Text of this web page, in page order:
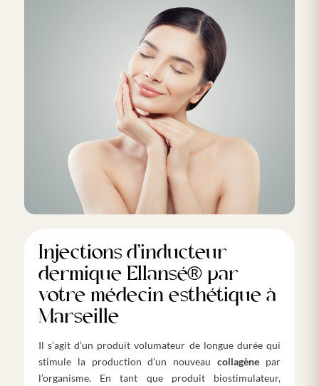
Injections d’inducteur
dermique Ellansé® par
votre médecin esthétique à
Marseille
Il s’agit d’un produit volumateur de longue durée qui
stimule la production d’un nouveaucollagène par
l’organisme. En tant que produit biostimulateur,